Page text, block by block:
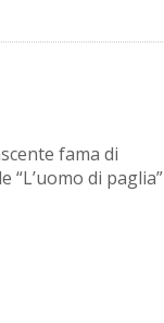
fama di
“L’uomo di paglia”